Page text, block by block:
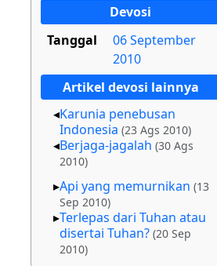
Devosi
Tanggal
06 September
2010
Artikel devosi lainnya
Karunia penebusan
Indonesia (23 Ags 2010)
Berjaga-jagalah (30 Ags
2010)
Api yang memurnikan (13
Sep 2010)
Terlepas dari Tuhan atau
disertai Tuhan? (20 Sep
2010)